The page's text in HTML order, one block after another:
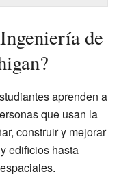
de
aprenden a
que usan la
construir y mejorar
edificios hasta